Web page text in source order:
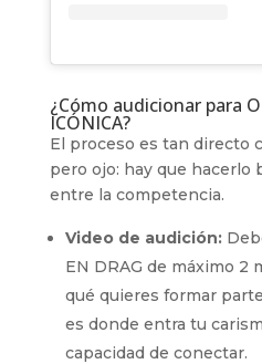
¿Cómo audicionar para
ICÓNICA?
El proceso es tan directo
pero ojo: hay que hacerlo
entre la competencia.
Video de audición:
EN DRAG de máximo
qué quieres formar
es donde entra tu
capacidad de conectar.